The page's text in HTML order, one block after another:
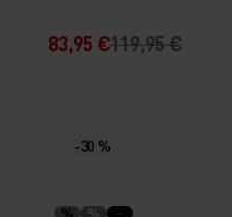
83,95 €119,95 €
-30 %
% %